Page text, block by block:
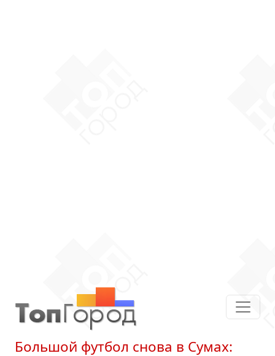
Большой футбол снова в Сумах: